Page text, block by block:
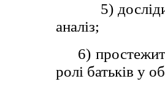
5)
аналіз;
6)
ролі батьків у